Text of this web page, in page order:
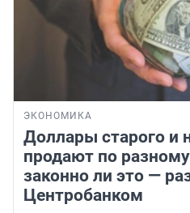
ЭКОНОМИКА
Доллары старого и
продают по
законно ли это —
Центробанком